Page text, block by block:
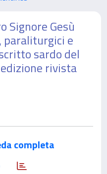
Signore Gesù
paraliturgici e
sardo del
rivista
completa